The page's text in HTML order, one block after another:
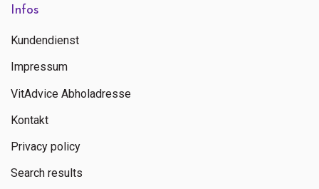
Infos
Kundendienst
Impressum
VitAdvice Abholadresse
Kontakt
Privacy policy
Search results